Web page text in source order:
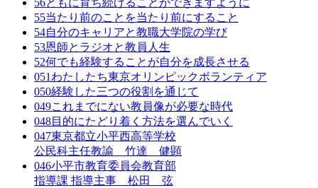
56ともに育ち続けることができますように
55当たり前のことを当たり前にすること
54自分のキャリアと教職大学院の学び
53恩師とラジオと教員人生
52何でも経験することが自分を成長させる
051 わたしたち東京オリンピックボランティア
050経験した三つの役割を通じて
049これまでにない教員像が必要な時代
048目的にたどり着く方法を選んでいく
047東京都立小平西高等学校
公民科主任教諭 竹達 健顕
046小平市教育委員会教育部
指導課 指導主事 松田 弦